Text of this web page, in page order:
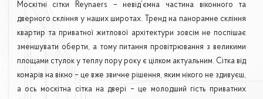
Москітні сітки Reynaers – невід’ємна частина віконного та
дверного скління у наших широтах. Тренд на панорамне скління
квартир та приватної житлової архітектури зовсім не поспішає
зменшувати оберти, а тому питання провітрювання з великими
площами стулок у теплу пору року є цілком актуальним. Сітка від
комарів на вікно – це вже звичне рішення, яким нікого не здивуєш,
а ось москітна сітка на двері – це молодший гість приватних